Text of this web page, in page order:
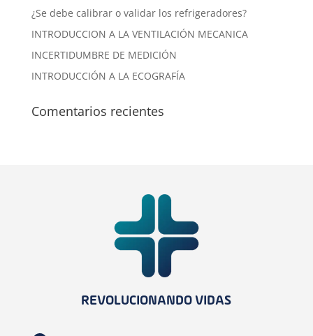
¿Se debe calibrar o validar los refrigeradores?
INTRODUCCION A LA VENTILACIÓN MECANICA
INCERTIDUMBRE DE MEDICIÓN
INTRODUCCIÓN A LA ECOGRAFÍA
Comentarios recientes
REVOLUCIONANDO VIDAS